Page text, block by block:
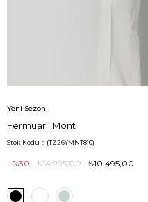
Yeni Sezon
Fermuarlı Mont
Stok Kodu (TZ26YMNT810)
30 ₺14.995,00 ₺10.495,00